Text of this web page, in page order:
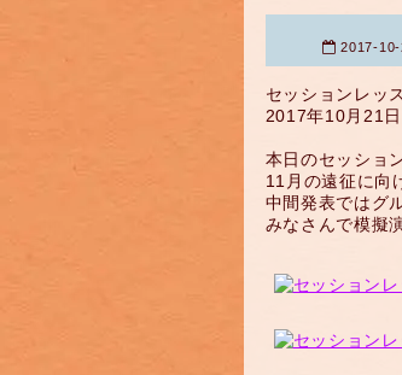
2017-10-
セッションレッ
2017年10月21
本日のセッショ
11月の遠征に向
中間発表ではグ
みなさんで模擬